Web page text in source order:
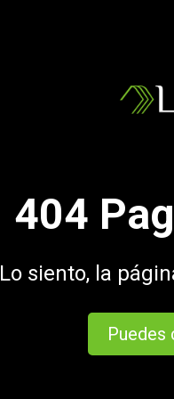
404
Lo siento, la
Puedes